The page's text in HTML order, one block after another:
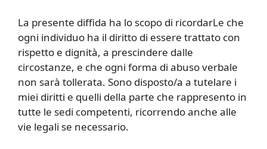
La presente diffida ha lo scopo di ricordarLe che
ogni individuo ha il diritto di essere trattato con
rispetto e dignità, a prescindere dalle
circostanze, e che ogni forma di abuso verbale
non sarà tollerata. Sono disposto/a a tutelare i
miei diritti e quelli della parte che rappresento in
tutte le sedi competenti, ricorrendo anche alle
vie legali se necessario.